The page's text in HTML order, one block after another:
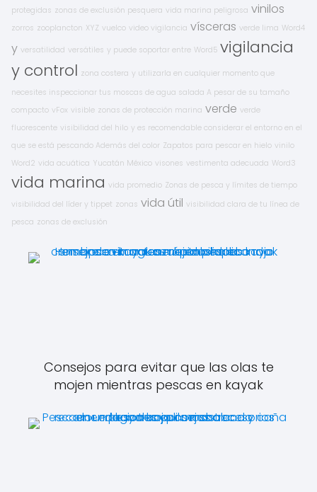
protegidas zonas de exclusión pesquera vida marina peligrosa vinilos
zorros zooplancton XYZ vuelco video vigilancia vísceras verde lima Word4
y versatilidad versátiles y puede soportar entre Word5 vigilancia
y control zona costera y utilizarla en cualquier momento que
necesites inspeccionar tus moscas de agua salada A pesar de su tamaño
compacto vFox visible zonas de protección marina verde verde
fluorescente visibilidad del hilo y es recomendable considerar el entorno en el
que se está pescando Además del color Zapatos para pescar en hielo vinilo
Word2 vida acuática Yucatán México visones vestimenta adecuada Word3
vida marina vida promedio Zonas de pesca y límites de tiempo
visibilidad del líder y tippet zonas vida útil visibilidad clara de tu línea de
pesca zonas de exclusión
Consejos para evitar que las olas te
mojen mientras pescas en kayak